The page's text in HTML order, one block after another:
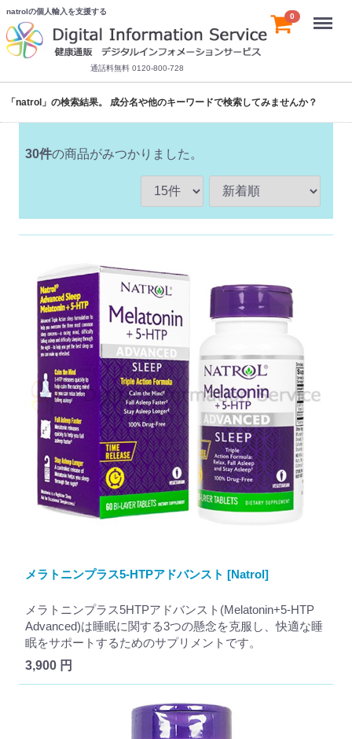
natrolの個人輸入を支援する
通話料無料 0120-800-728
0 Menu
「natrol」の検索結果。 成分名や他のキーワードで検索してみませんか？
30件の商品がみつかりました。
メラトニンプラス5-HTPアドバンスト [Natrol]
メラトニンプラス5HTPアドバンスト(Melatonin+5-HTP
Advanced)は睡眠に関する3つの懸念を克服し、快適な睡
眠をサポートするためのサプリメントです。
3,900 円